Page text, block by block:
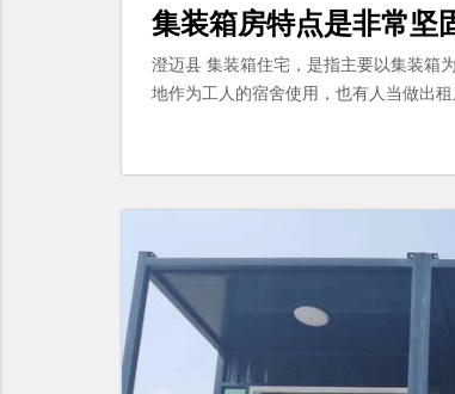
集装箱房特点是非常坚
澄迈县 集装箱住宅，是指主要以集装箱
地作为工人的宿舍使用，也有人当做出